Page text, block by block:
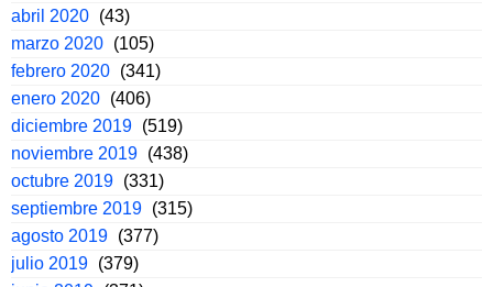
abril 2020 (43)
marzo 2020 (105)
febrero 2020 (341)
enero 2020 (406)
diciembre 2019 (519)
noviembre 2019 (438)
octubre 2019 (331)
septiembre 2019 (315)
agosto 2019 (377)
julio 2019 (379)